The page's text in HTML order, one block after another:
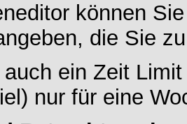
können
die Sie
ein Zeit
nur für eine